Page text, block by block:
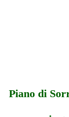
-
Piano di